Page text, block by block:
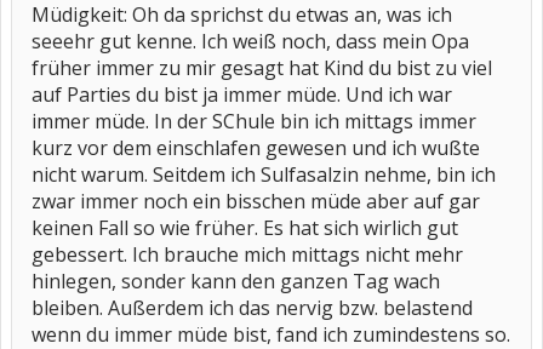
Müdigkeit: Oh da sprichst du etwas an, was ich
seeehr gut kenne. Ich weiß noch, dass mein Opa
früher immer zu mir gesagt hat Kind du bist zu viel
auf Parties du bist ja immer müde. Und ich war
immer müde. In der SChule bin ich mittags immer
kurz vor dem einschlafen gewesen und ich wußte
nicht warum. Seitdem ich Sulfasalzin nehme, bin ich
zwar immer noch ein bisschen müde aber auf gar
keinen Fall so wie früher. Es hat sich wirlich gut
gebessert. Ich brauche mich mittags nicht mehr
hinlegen, sonder kann den ganzen Tag wach
bleiben. Außerdem ich das nervig bzw. belastend
wenn du immer müde bist, fand ich zumindestens so.